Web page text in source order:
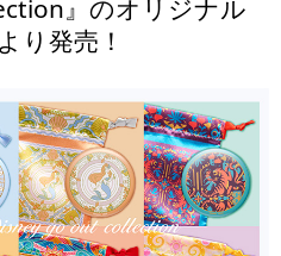
』のオリジナル
り発売！